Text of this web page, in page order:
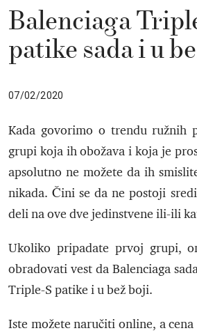
Balenciaga
patike sada i u
07/02/2020
Kada govorimo o trendu ružnih
grupi koja ih obožava i koja je
apsolutno ne možete da ih
nikada. Čini se da ne postoji
deli na ove dve jedinstvene ili-ili
Ukoliko pripadate prvoj grupi,
obradovati vest da Balenciaga
Triple-S patike i u bež boji.
Iste možete naručiti online, a